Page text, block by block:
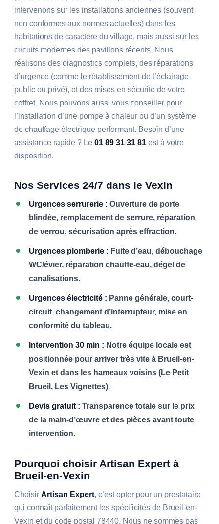
intervenons sur les installations anciennes (souvent
non conformes aux normes actuelles) dans les
habitations de caractère du village, mais aussi sur les
circuits modernes des pavillons récents. Nous
réalisons des diagnostics complets, des réparations
d’urgence (comme le rétablissement de l’éclairage
public ou privé), et des mises en sécurité de votre
coffret. Nous pouvons aussi vous conseiller pour
l’installation d’une pompe à chaleur ou d’un système
de chauffage électrique performant. Besoin d’une
assistance rapide ? Le01 89 31 31 81 est à votre
disposition.
Nos Services 24/7 dans le Vexin
Urgences serrurerie : Ouverture de porte
blindée, remplacement de serrure, réparation
de verrou, sécurisation après effraction.
Urgences plomberie : Fuite d’eau, débouchage
WC/évier, réparation chauffe-eau, dégel de
canalisations.
Urgences électricité : Panne générale, court-
circuit, changement d’interrupteur, mise en
conformité du tableau.
Intervention 30 min : Notre équipe locale est
positionnée pour arriver très vite à Brueil-en-
Vexin et dans les hameaux voisins (Le Petit
Brueil, Les Vignettes).
Devis gratuit : Transparence totale sur le prix
de la main-d’œuvre et des pièces avant toute
intervention.
Pourquoi choisir Artisan Expert à
Brueil-en-Vexin
ChoisirArtisan Expert, c’est opter pour un prestataire
qui connaît parfaitement les spécificités de Brueil-en-
Vexin et du code postal 78440. Nous ne sommes pas